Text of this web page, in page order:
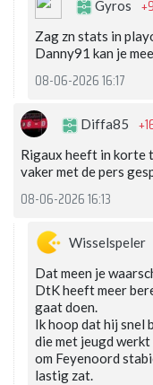
Gyros
Zag zn stats in
Danny91 kan je
08-06-2026 16:17
Diffa85
Rigaux heeft in korte
vaker met de pers
08-06-2026 16:13
Wisselspeler
Dat meen je
DtK heeft meer
gaat doen.
Ik hoop dat hij snel
die met jeugd
om Feyenoord
lastig zat.